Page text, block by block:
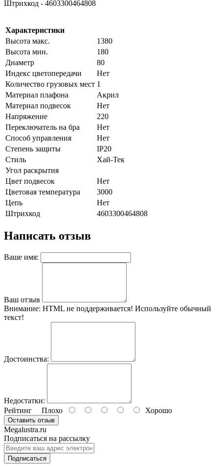
Штрихкод - 4603300464808
Характеристики
Высота макс.
1380
Высота мин.
180
Диаметр
80
Индекс цветопередачи
Нет
Количество грузовых мест 1
Материал плафона
Акрил
Материал подвесок
Нет
Напряжение
220
Переключатель на бра
Нет
Способ управления
Нет
Степень защиты
IP20
Стиль
Хай-Тек
Угол раскрытия
Цвет подвесок
Нет
Цветовая температура
3000
Цепь
Нет
Штрихкод
4603300464808
Написать отзыв
Ваше имя:
Ваш отзыв
Внимание: HTML не поддерживается! Используйте обычный
текст!
Достоинства:
Недостатки:
Рейтинг Плохо Хорошо
Оставить отзыв
Megalustra.ru
Подписаться на рассылку
Подписаться